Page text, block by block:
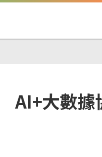
AI+大數據